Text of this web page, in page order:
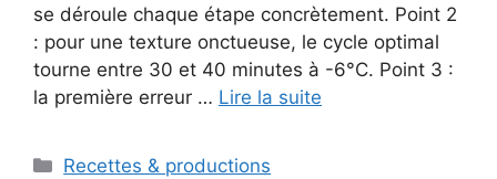
se déroule chaque étape concrètement. Point 2
: pour une texture onctueuse, le cycle optimal
tourne entre 30 et 40 minutes à -6°C. Point 3 :
la première erreur … Lire la suite
Catégories
Recettes & productions